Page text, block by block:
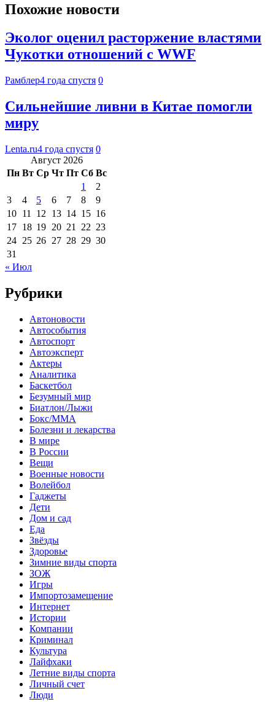
Похожие новости
Эколог оценил расторжение властями
Чукотки отношений с WWF
Рамблер4 года спустя 0
Сильнейшие ливни в Китае помогли
миру
Lenta.ru4 года спустя 0
Август 2026
Пн Вт Ср Чт Пт Сб Вс
1
2
3
4 5 6 7 8
9
10 11 12 13 14 15 16
17 18 19 20 21 22 23
24 25 26 27 28 29 30
31
« Июл
Рубрики
Автоновости
Автособытия
Автоспорт
Автоэксперт
Актеры
Аналитика
Баскетбол
Безумный мир
Биатлон/Лыжи
Бокс/MMA
Болезни и лекарства
В мире
В России
Вещи
Военные новости
Волейбол
Гаджеты
Дети
Дом и сад
Еда
Звёзды
Здоровье
Зимние виды спорта
ЗОЖ
Игры
Импортозамещение
Интернет
Истории
Компании
Криминал
Культура
Лайфхаки
Летние виды спорта
Личный счет
Люди